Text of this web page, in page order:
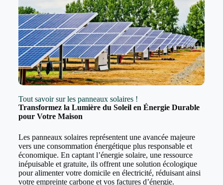
Tout savoir sur les panneaux solaires !
Transformez la Lumière du Soleil en Énergie Durable
pour Votre Maison
Les panneaux solaires représentent une avancée majeure
vers une consommation énergétique plus responsable et
économique. En captant l’énergie solaire, une ressource
inépuisable et gratuite, ils offrent une solution écologique
pour alimenter votre domicile en électricité, réduisant ainsi
votre empreinte carbone et vos factures d’énergie.